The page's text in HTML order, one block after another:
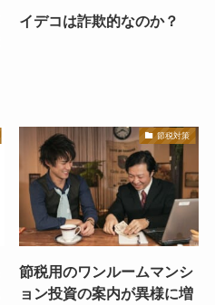
イデコは詐欺的なのか？
節税対策
節税用のワンルームマンシ
ョン投資の案内が異様に増